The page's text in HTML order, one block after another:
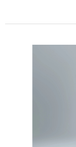
このプランで撮影
下町情緒溢れる東京・